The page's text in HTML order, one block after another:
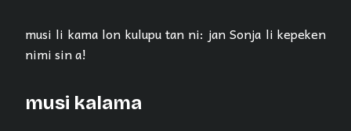
musi li kama lon kulupu tan ni: jan Sonja li kepeken
nimi sin a!
musi kalama